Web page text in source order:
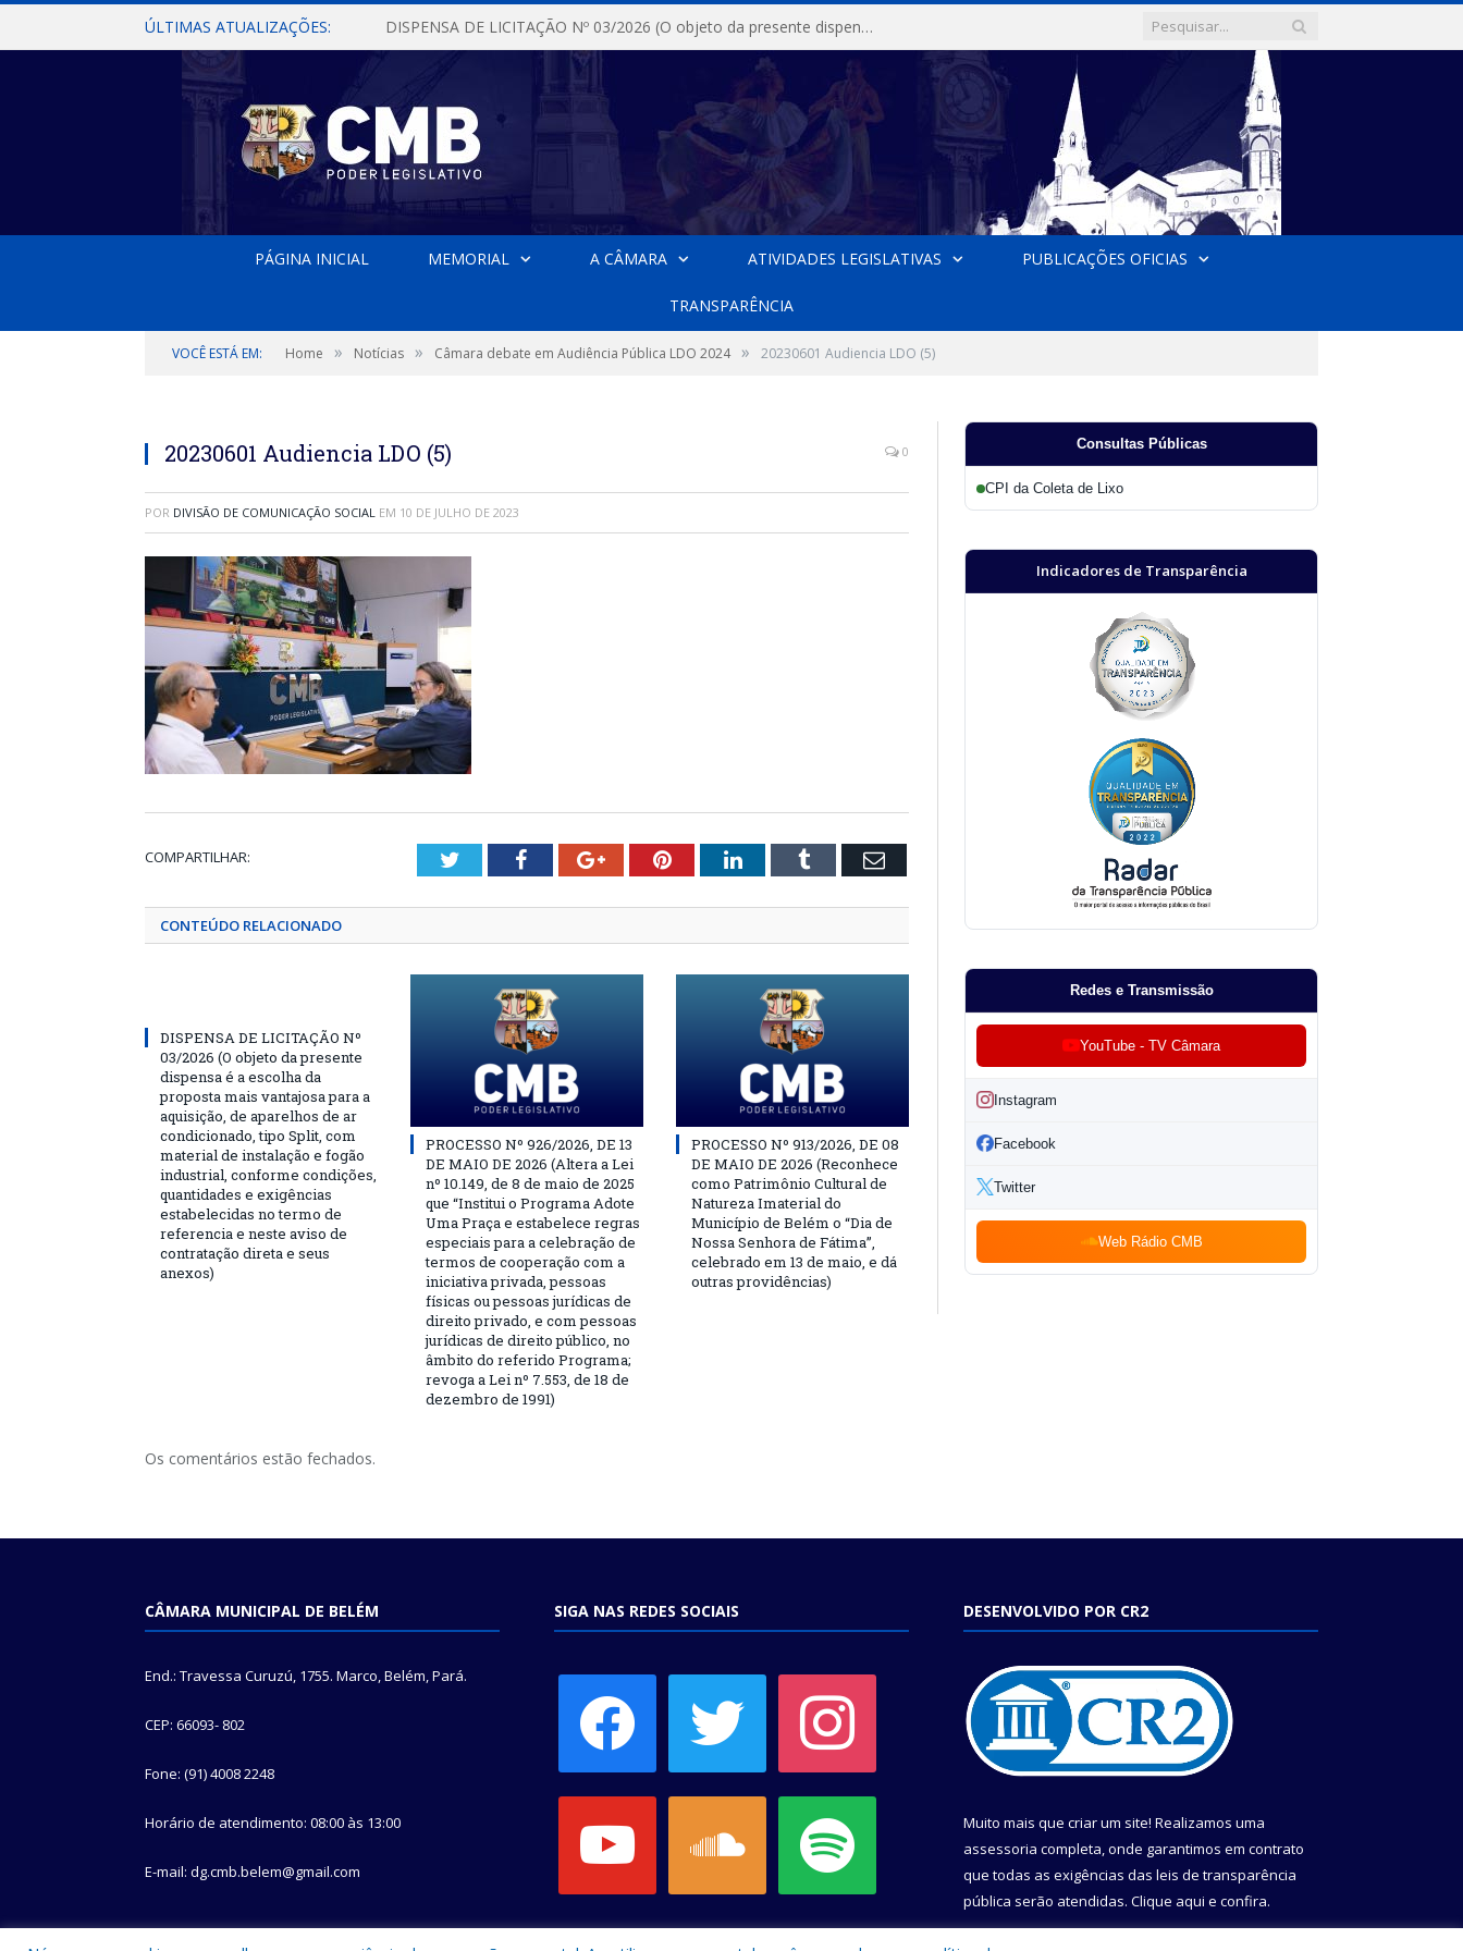
ÚLTIMAS ATUALIZAÇÕES: DISPENSA DE LICITAÇÃO Nº 03/2026 (O objeto da presente dispensa é a escolha da proposta mais vantajosa para a aquisição, de aparelhos de ar condicionado, tipo Split, com material de instalação e fogão industrial, conforme condições, quantidades e exigências estabelecidas no termo de referencia e neste aviso de contratação direta e seus anexos)
PÁGINA INICIAL MEMORIAL A CÂMARA ATIVIDADES LEGISLATIVAS PUBLICAÇÕES OFICIAS
TRANSPARÊNCIA
VOCÊ ESTÁ EM: Home » Notícias » Câmara debate em Audiência Pública LDO 2024 » 20230601 Audiencia LDO (5)
20230601 Audiencia LDO (5) 0
POR DIVISÃO DE COMUNICAÇÃO SOCIAL EM 10 DE JULHO DE 2023
COMPARTILHAR: TwitterFacebookGoogle+PinterestLinkedInTumblr Email
CONTEÚDO RELACIONADO
DISPENSA DE LICITAÇÃO Nº
03/2026 (O objeto da presente
dispensa é a escolha da
proposta mais vantajosa para a
aquisição, de aparelhos de ar
condicionado, tipo Split, com
material de instalação e fogão
industrial, conforme condições,
quantidades e exigências
estabelecidas no termo de
referencia e neste aviso de
contratação direta e seus
anexos)
PROCESSO Nº 926/2026, DE 13
DE MAIO DE 2026 (Altera a Lei
nº 10.149, de 8 de maio de 2025
que “Institui o Programa Adote
Uma Praça e estabelece regras
especiais para a celebração de
termos de cooperação com a
iniciativa privada, pessoas
físicas ou pessoas jurídicas de
direito privado, e com pessoas
jurídicas de direito público, no
âmbito do referido Programa;
revoga a Lei nº 7.553, de 18 de
dezembro de 1991)
PROCESSO Nº 913/2026, DE 08
DE MAIO DE 2026 (Reconhece
como Patrimônio Cultural de
Natureza Imaterial do
Município de Belém o “Dia de
Nossa Senhora de Fátima”,
celebrado em 13 de maio, e dá
outras providências)
Os comentários estão fechados.
Consultas Públicas
CPI da Coleta de Lixo
Indicadores de Transparência
Redes e Transmissão
YouTube - TV Câmara
Instagram
Facebook
Twitter
Web Rádio CMB
CÂMARA MUNICIPAL DE BELÉM
End.: Travessa Curuzú, 1755. Marco, Belém, Pará.
CEP: 66093- 802
Fone: (91) 4008 2248
Horário de atendimento: 08:00 às 13:00
E-mail: dg.cmb.belem@gmail.com
SIGA NAS REDES SOCIAIS DESENVOLVIDO POR CR2
Muito mais que criar um site! Realizamos uma
assessoria completa, onde garantimos em contrato
que todas as exigências das leis de transparência
pública serão atendidas. Clique aqui e confira.